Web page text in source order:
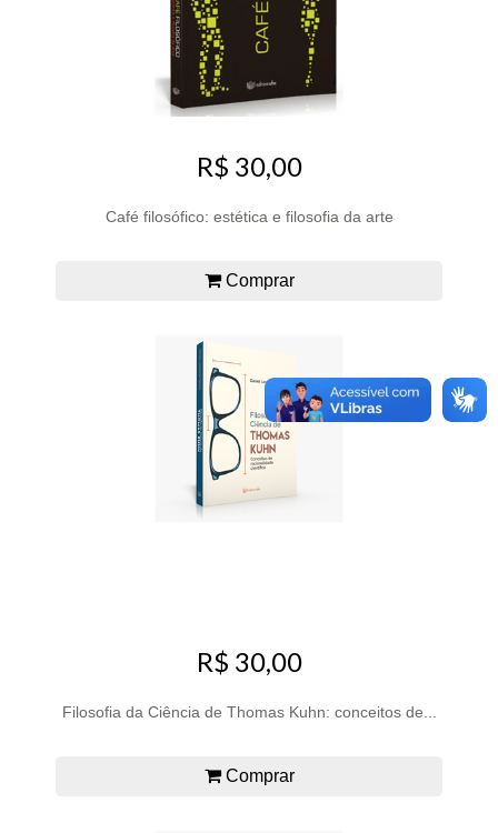
R$ 30,00
Café filosófico: estética e filosofia da arte
Comprar
R$ 30,00
Filosofia da Ciência de Thomas Kuhn: conceitos de...
Comprar